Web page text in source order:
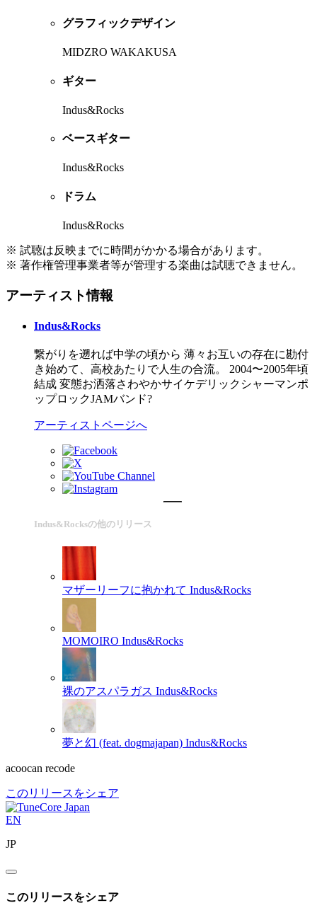
グラフィックデザイン
MIDZRO WAKAKUSA
ギター
Indus&Rocks
ベースギター
Indus&Rocks
ドラム
Indus&Rocks
※ 試聴は反映までに時間がかかる場合があります。
※ 著作権管理事業者等が管理する楽曲は試聴できません。
アーティスト情報
Indus&Rocks
繋がりを遡れば中学の頃から 薄々お互いの存在に勘付
き始めて、高校あたりで人生の合流。 2004〜2005年頃
結成 変態お洒落さわやかサイケデリックシャーマンポ
ップロックJAMバンド?
アーティストページへ
Indus&Rocksの他のリリース
マザーリーフに抱かれて Indus&Rocks
MOMOIRO Indus&Rocks
裸のアスパラガス Indus&Rocks
夢と幻 (feat. dogmajapan) Indus&Rocks
acoocan recode
このリリースをシェア
EN
JP
このリリースをシェア